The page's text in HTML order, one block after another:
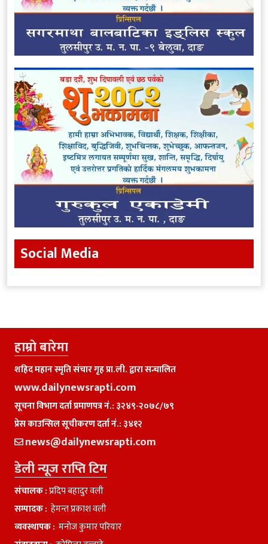
Social Media
हाम्राे बारेमा
शहिद महान स्मृति संचार गृह प्रा.ली. द्वारा सन्चालित
www.dailynewsrapti.com
सूचना विभाग दर्ता प्रमाणपत्र नं.: ३२४९-२०७८/७९
प्रेस काउन्सिल सूचीकरण दर्ता नं.: ३४१२
news@dailynewsrapti.com
डेली न्यूज राप्ति टिम
संचालक :प्रदिप बहादुर वली
सम्पादक : हेमन्त प्रकाश वली
व्यवस्थापक : मनाेज कुमार परियार